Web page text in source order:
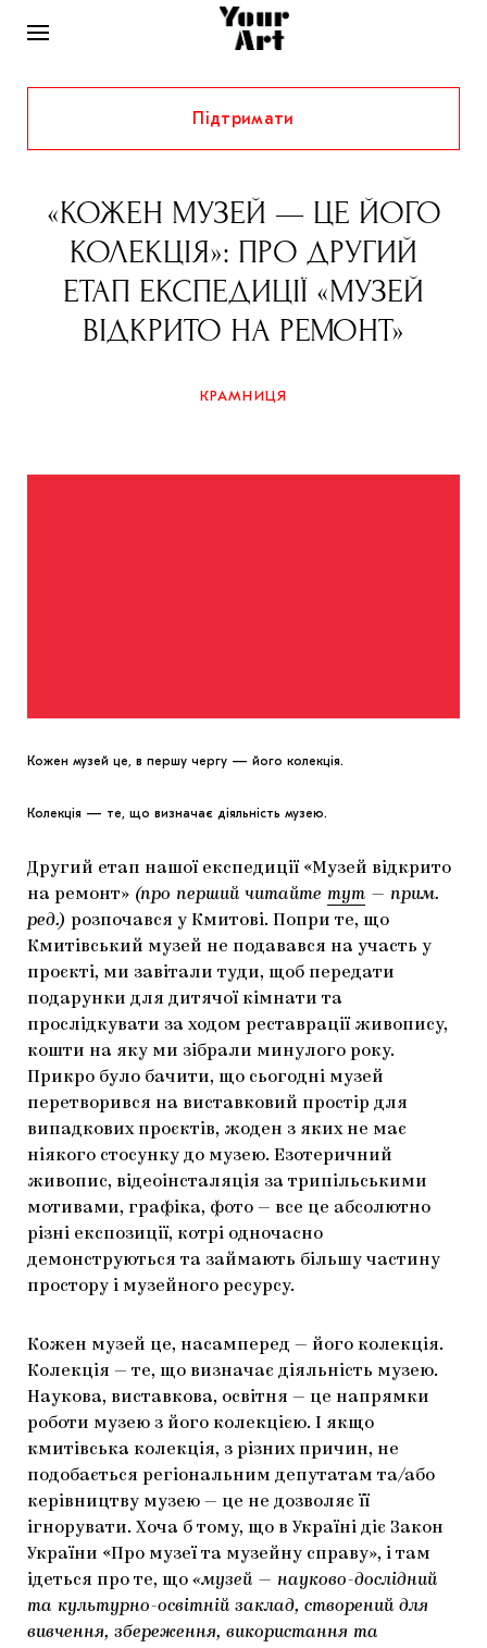
НОВИНИ
ІНТЕРВ’Ю
ХУДОЖНИКИ
КУРАТОРИ
АРХІТЕКТУРА
РІДНИЙ КРАЙ
ФЕСТИВАЛІ
САМООРГАНІЗАЦІЇ
СТАТТІ
ВИСТАВКИ
КОЛОНКИ
СПЕЦПРОЄКТИ
Підтримати
«КОЖЕН МУЗЕЙ — ЦЕ ЙОГО
КОЛЕКЦІЯ»: ПРО ДРУГИЙ
ЕТАП ЕКСПЕДИЦІЇ «МУЗЕЙ
ВІДКРИТО НА РЕМОНТ»
КРАМНИЦЯ
Кожен музей це, в першу чергу — його колекція.
Колекція — те, що визначає діяльність музею.
Другий етап нашої експедиції «Музей відкрито
на ремонт» (про перший читайте тут — прим.
ред.) розпочався у Кмитові. Попри те, що
Кмитівський музей не подавався на участь у
проєкті, ми завітали туди, щоб передати
подарунки для дитячої кімнати та
прослідкувати за ходом реставрації живопису,
кошти на яку ми зібрали минулого року.
Прикро було бачити, що сьогодні музей
перетворився на виставковий простір для
випадкових проєктів, жоден з яких не має
ніякого стосунку до музею. Езотеричний
живопис, відеоінсталяція за трипільськими
мотивами, графіка, фото — все це абсолютно
різні експозиції, котрі одночасно
демонструються та займають більшу частину
простору і музейного ресурсу.
Кожен музей це, насамперед — його колекція.
Колекція — те, що визначає діяльність музею.
Наукова, виставкова, освітня — це напрямки
роботи музею з його колекцією. І якщо
кмитівська колекція, з різних причин, не
подобається регіональним депутатам та/або
керівництву музею — це не дозволяє її
ігнорувати. Хоча б тому, що в Україні діє Закон
України «Про музеї та музейну справу», і там
ідеться про те, що «музей — науково-дослідний
та культурно-освітній заклад, створений для
вивчення, збереження, використання та